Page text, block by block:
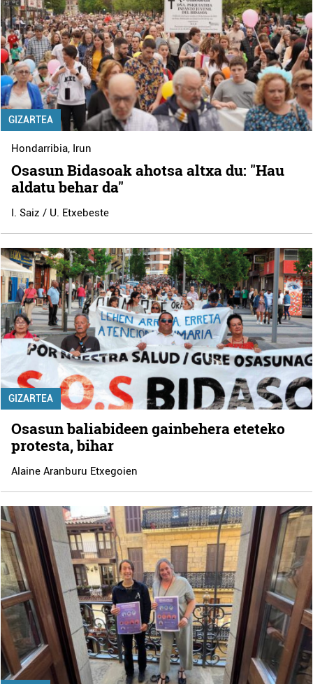
GIZARTEA
Hondarribia, Irun
Osasun Bidasoak ahotsa altxa du: "Hau
aldatu behar da"
I. Saiz / U. Etxebeste
GIZARTEA
Osasun baliabideen gainbehera eteteko
protesta, bihar
Alaine Aranburu Etxegoien